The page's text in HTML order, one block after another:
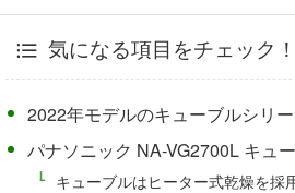
気になる項目をチェック！
2022年モデルのキューブルシリ
パナソニック NA-VG2700L キュ
キューブルはヒーター式乾燥を採